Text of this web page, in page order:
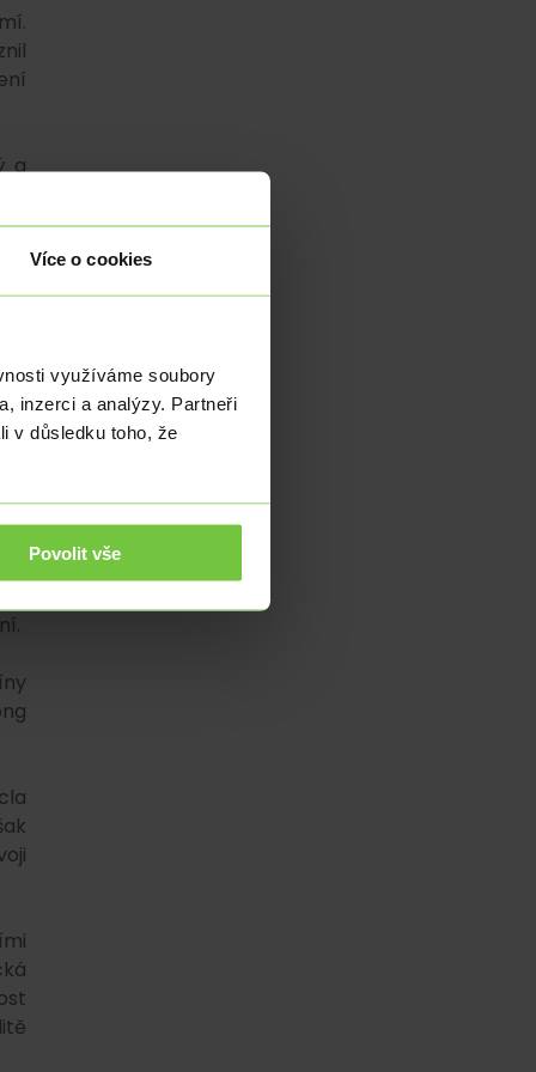
Více o cookies
využíváme soubory
inzerci a analýzy. Partneři
v důsledku toho, že
Povolit vše
a